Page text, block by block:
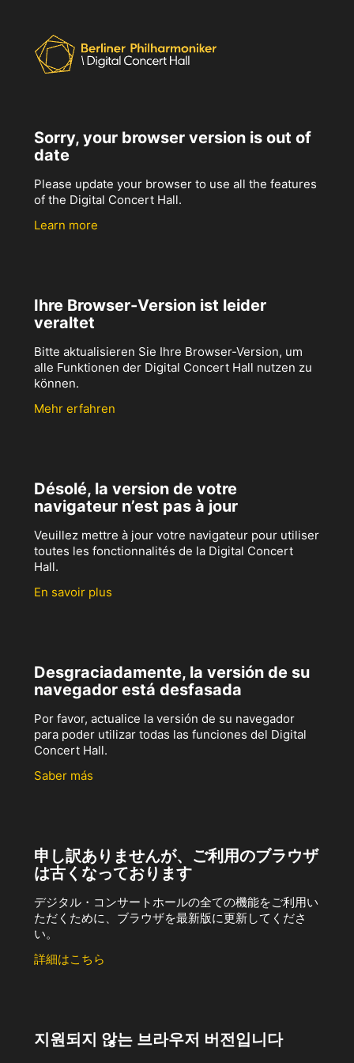
Sorry, your browser version is out of
date
Please update your browser to use all the features
of the Digital Concert Hall.
Learn more
Ihre Browser-Version ist leider
veraltet
Bitte aktualisieren Sie Ihre Browser-Version, um
alle Funktionen der Digital Concert Hall nutzen zu
können.
Mehr erfahren
Désolé, la version de votre
navigateur n’est pas à jour
Veuillez mettre à jour votre navigateur pour utiliser
toutes les fonctionnalités de la Digital Concert
Hall.
En savoir plus
Desgraciadamente, la versión de su
navegador está desfasada
Por favor, actualice la versión de su navegador
para poder utilizar todas las funciones del Digital
Concert Hall.
Saber más
申し訳ありませんが、ご利用のブラウザ
は古くなっております
デジタル・コンサートホールの全ての機能をご利用い
ただくために、ブラウザを最新版に更新してくださ
い。
詳細はこちら
지원되지 않는 브라우저 버전입니다